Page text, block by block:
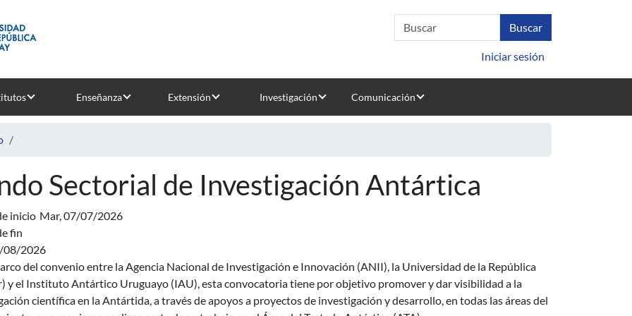
Iniciar sesión
Enseñanza Extensión Investigación Comunicación
Sectorial de Investigación Antártica
inicio Mar, 07/07/2026
fin
08/2026
del convenio entre la Agencia Nacional de Investigación e Innovación (ANII), la Universidad de la República
y el Instituto Antártico Uruguayo (IAU), esta convocatoria tiene por objetivo promover y dar visibilidad a la
científica en la Antártida, a través de apoyos a proyectos de investigación y desarrollo, en todas las áreas del